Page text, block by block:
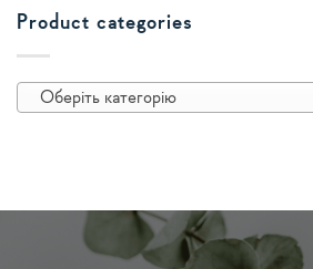
Product categories
Оберіть категорію